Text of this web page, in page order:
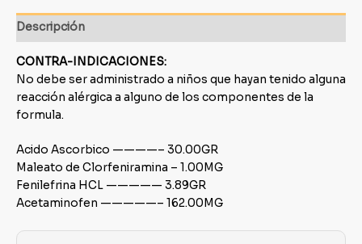
Descripción
CONTRA-INDICACIONES:
No debe ser administrado a niños que hayan tenido alguna
reacción alérgica a alguno de los componentes de la
formula.
Acido Ascorbico ————– 30.00GR
Maleato de Clorfeniramina – 1.00MG
Fenilefrina HCL ————— 3.89GR
Acetaminofen —————– 162.00MG